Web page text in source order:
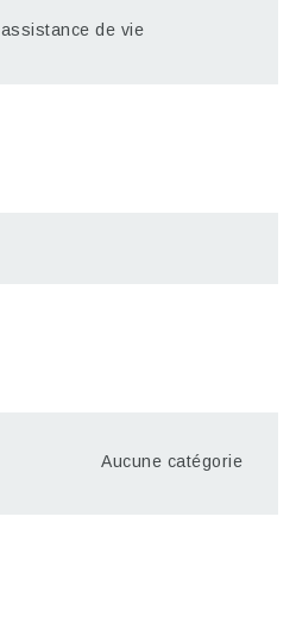
assistance de vie
Aucune catégorie